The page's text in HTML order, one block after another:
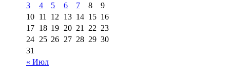
« Июл
3
4 5 6 7 8
9
10 11 12 13 14 15 16
17 18 19 20 21 22 23
24 25 26 27 28 29 30
31